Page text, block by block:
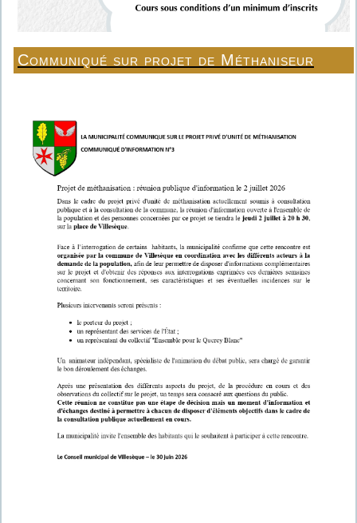
Communiqué sur projet de Méthaniseur